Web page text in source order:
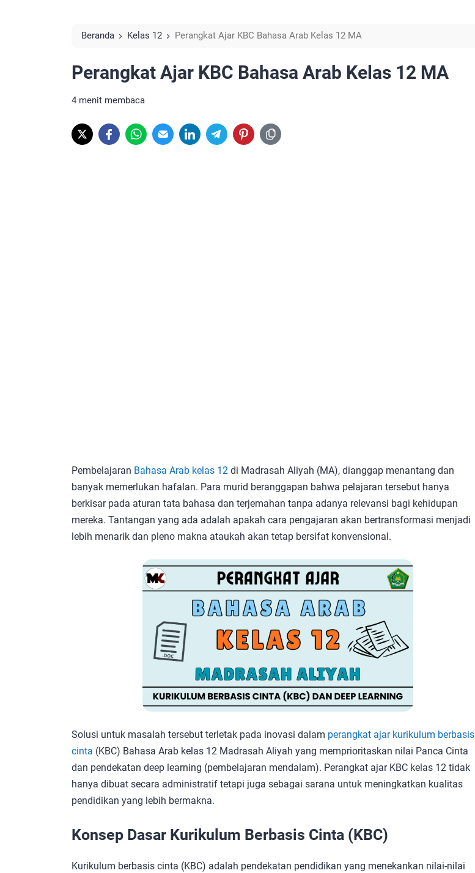
Beranda Kelas 12 Perangkat Ajar KBC Bahasa Arab Kelas 12 MA
Perangkat Ajar KBC Bahasa Arab Kelas 12 MA
4 menit membaca
Pembelajaran Bahasa Arab kelas 12 di Madrasah Aliyah (MA), dianggap menantang dan
banyak memerlukan hafalan. Para murid beranggapan bahwa pelajaran tersebut hanya
berkisar pada aturan tata bahasa dan terjemahan tanpa adanya relevansi bagi kehidupan
mereka. Tantangan yang ada adalah apakah cara pengajaran akan bertransformasi menjadi
lebih menarik dan pleno makna ataukah akan tetap bersifat konvensional.
Solusi untuk masalah tersebut terletak pada inovasi dalam perangkat ajar kurikulum berbasis
cinta (KBC) Bahasa Arab kelas 12 Madrasah Aliyah yang memprioritaskan nilai Panca Cinta
dan pendekatan deep learning (pembelajaran mendalam). Perangkat ajar KBC kelas 12 tidak
hanya dibuat secara administratif tetapi juga sebagai sarana untuk meningkatkan kualitas
pendidikan yang lebih bermakna.
Konsep Dasar Kurikulum Berbasis Cinta (KBC)
Kurikulum berbasis cinta (KBC) adalah pendekatan pendidikan yang menekankan nilai-nilai